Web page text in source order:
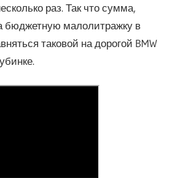
раз. Так что сумма,
бюджетную малолитражку в
таковой на дорогой BMW